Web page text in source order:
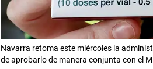
Navarra retoma este miércoles la
de aprobarlo de manera conjunta con el